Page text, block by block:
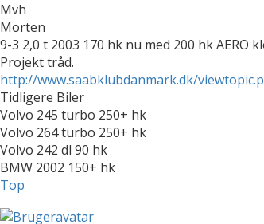
Mvh
Morten
9-3 2,0 t 2003 170 hk nu med 200 hk AERO
Projekt tråd.
http://www.saabklubdanmark.dk/
Tidligere Biler
Volvo 245 turbo 250+ hk
Volvo 264 turbo 250+ hk
Volvo 242 dl 90 hk
BMW 2002 150+ hk
Top